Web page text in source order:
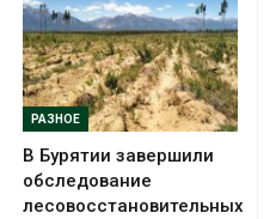
РАЗНОЕ
В Бурятии завершили
обследование
лесовосстановительных